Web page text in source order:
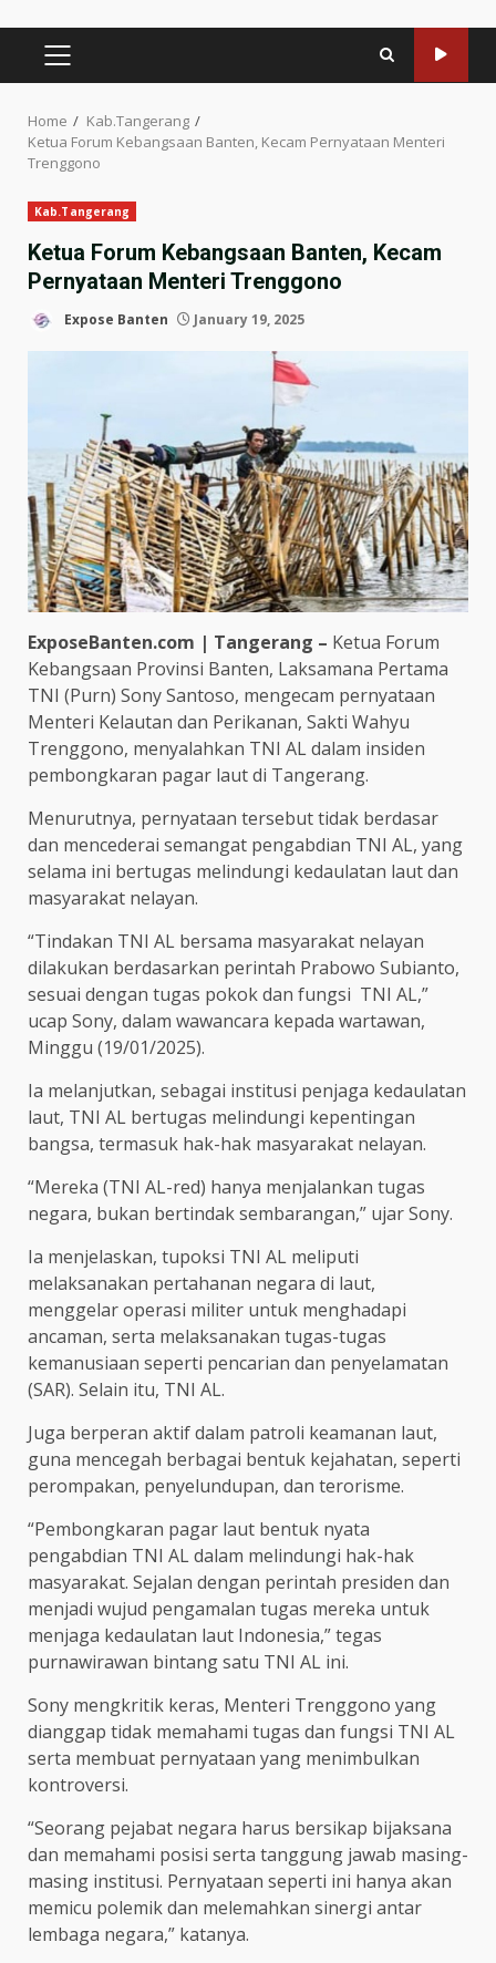
PRIMARY
MENU
Home
Kab.Tangerang
Ketua Forum Kebangsaan Banten, Kecam Pernyataan Menteri
Trenggono
Kab.Tangerang
Ketua Forum Kebangsaan Banten, Kecam
Pernyataan Menteri Trenggono
Expose Banten January 19, 2025
ExposeBanten.com | Tangerang – Ketua Forum
Kebangsaan Provinsi Banten, Laksamana Pertama
TNI (Purn) Sony Santoso, mengecam pernyataan
Menteri Kelautan dan Perikanan, Sakti Wahyu
Trenggono, menyalahkan TNI AL dalam insiden
pembongkaran pagar laut di Tangerang.
Menurutnya, pernyataan tersebut tidak berdasar
dan mencederai semangat pengabdian TNI AL, yang
selama ini bertugas melindungi kedaulatan laut dan
masyarakat nelayan.
“Tindakan TNI AL bersama masyarakat nelayan
dilakukan berdasarkan perintah Prabowo Subianto,
sesuai dengan tugas pokok dan fungsi TNI AL,”
ucap Sony, dalam wawancara kepada wartawan,
Minggu (19/01/2025).
Ia melanjutkan, sebagai institusi penjaga kedaulatan
laut, TNI AL bertugas melindungi kepentingan
bangsa, termasuk hak-hak masyarakat nelayan.
“Mereka (TNI AL-red) hanya menjalankan tugas
negara, bukan bertindak sembarangan,” ujar Sony.
Ia menjelaskan, tupoksi TNI AL meliputi
melaksanakan pertahanan negara di laut,
menggelar operasi militer untuk menghadapi
ancaman, serta melaksanakan tugas-tugas
kemanusiaan seperti pencarian dan penyelamatan
(SAR). Selain itu, TNI AL.
Juga berperan aktif dalam patroli keamanan laut,
guna mencegah berbagai bentuk kejahatan, seperti
perompakan, penyelundupan, dan terorisme.
“Pembongkaran pagar laut bentuk nyata
pengabdian TNI AL dalam melindungi hak-hak
masyarakat. Sejalan dengan perintah presiden dan
menjadi wujud pengamalan tugas mereka untuk
menjaga kedaulatan laut Indonesia,” tegas
purnawirawan bintang satu TNI AL ini.
Sony mengkritik keras, Menteri Trenggono yang
dianggap tidak memahami tugas dan fungsi TNI AL
serta membuat pernyataan yang menimbulkan
kontroversi.
“Seorang pejabat negara harus bersikap bijaksana
dan memahami posisi serta tanggung jawab masing-
masing institusi. Pernyataan seperti ini hanya akan
memicu polemik dan melemahkan sinergi antar
lembaga negara,” katanya.